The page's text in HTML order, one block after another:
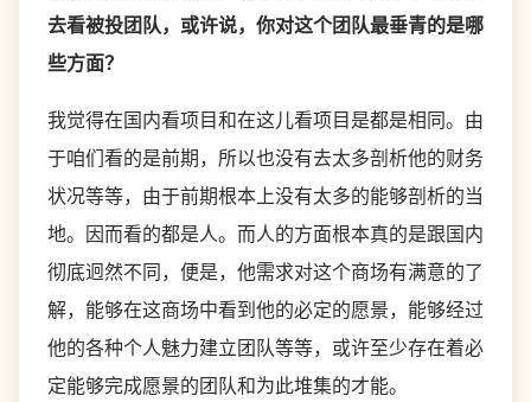
去看被投团队，或许说，你对这个团队最垂青的是哪
些方面？
我觉得在国内看项目和在这儿看项目是都是相同。由
于咱们看的是前期，所以也没有去太多剖析他的财务
状况等等，由于前期根本上没有太多的能够剖析的当
地。因而看的都是人。而人的方面根本真的是跟国内
彻底迥然不同，便是，他需求对这个商场有满意的了
解，能够在这商场中看到他的必定的愿景，能够经过
他的各种个人魅力建立团队等等，或许至少存在着必
定能够完成愿景的团队和为此堆集的才能。